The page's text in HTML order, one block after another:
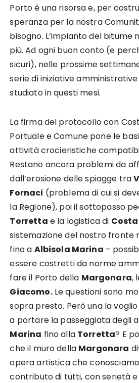
Porto è una risorsa e, per
speranza per la nostra
bisogno. L’impianto del bitume
più. Ad ogni buon conto (e
sicuri), nelle prossime
serie di iniziative
studiato in questi mesi.
La firma del protocollo con
Portuale e Comune pone le
attività crocieristiche
Restano ancora problemi da
dall’erosione delle spiagge tra
Fornaci (problema di cui si
la Regione), poi il sottopasso
Torretta e la logistica di
sistemazione del nostro fronte
fino a Albisola Marina –
essere costretti da norme
fare il Porto della Margonara,
Giacomo.Le questioni sono
sopra presto. Però una la
a portare la passeggiata degli
Marina fino alla Torretta? E
che il muro della Margonara
opera artistica che
contributo di tutti, con serietà e